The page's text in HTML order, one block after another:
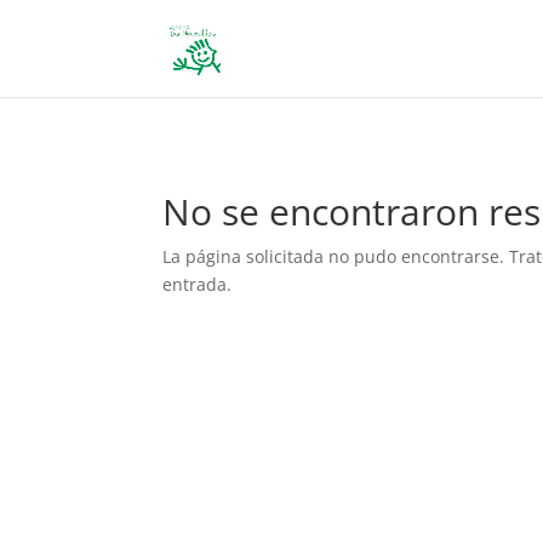
No se encontraron
La página solicitada no pudo encontrarse.
entrada.